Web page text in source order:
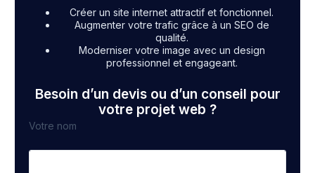
Créer un site internet attractif et fonctionnel.
Augmenter votre trafic grâce à un SEO de
qualité.
Moderniser votre image avec un design
professionnel et engageant.
Besoin d’un devis ou d’un conseil pour
votre projet web ?
Votre nom